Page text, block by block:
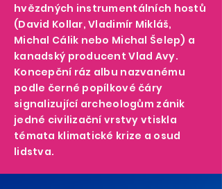
hvězdných instrumentálních hostů
(David Kollar, Vladimír Mikláš,
Michal Cálik nebo Michal Šelep) a
kanadský producent Vlad Avy.
Koncepční ráz albu nazvanému
podle černé popílkové čáry
signalizující archeologům zánik
jedné civilizační vrstvy vtiskla
témata klimatické krize a osud
lidstva.